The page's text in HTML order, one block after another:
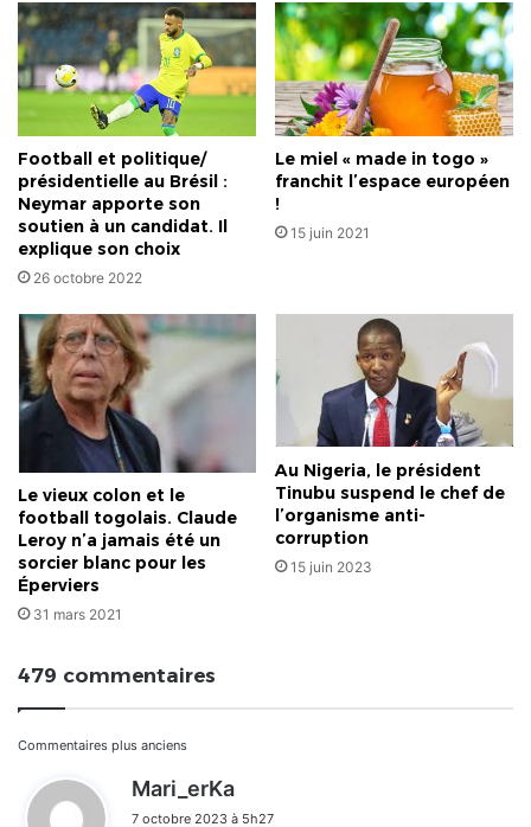
Football et politique/
présidentielle au Brésil :
Neymar apporte son
soutien à un candidat. Il
explique son choix
26 octobre 2022
Le miel « made in togo »
franchit l’espace européen
!
15 juin 2021
Le vieux colon et le
football togolais. Claude
Leroy n’a jamais été un
sorcier blanc pour les
Éperviers
31 mars 2021
Au Nigeria, le président
Tinubu suspend le chef de
l’organisme anti-
corruption
15 juin 2023
479 commentaires
Navigation
dans
Commentaires plus anciens
Mari_erKa
7 octobre 2023 à 5h27